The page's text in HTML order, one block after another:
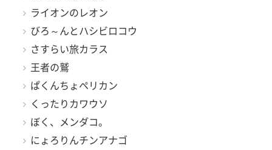
ライオンのレオン
びろ～んとハシビロコウ
さすらい旅カラス
王者の鷲
ぱくんちょペリカン
くったりカワウソ
ぼく、メンダコ。
にょろりんチンアナゴ